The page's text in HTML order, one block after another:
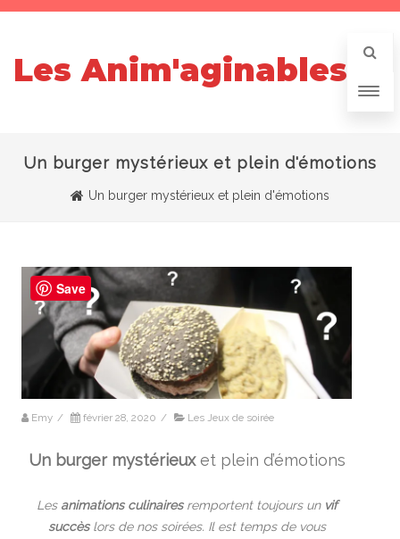
Les Anim'aginables
Un burger mystérieux et plein d'émotions
Un burger mystérieux et plein d'émotions
Emy / février 28, 2020 / Les Jeux de soirée
Un burger mystérieuxet plein d’émotions
Les animations culinairesremportent toujours un vif
succès lors de nos soirées. Il est temps de vous
Save